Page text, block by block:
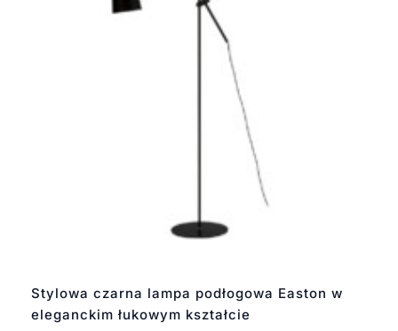
Stylowa czarna lampa podłogowa Easton w
eleganckim łukowym kształcie